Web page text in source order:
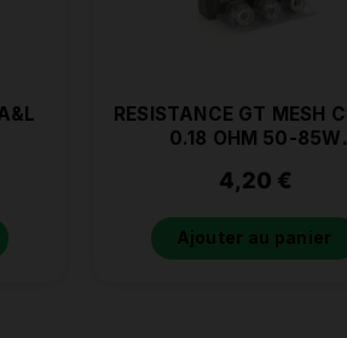
RESISTANCE GT MESH
0.18 OHM 50-85W
4,20 €
Ajouter au panier